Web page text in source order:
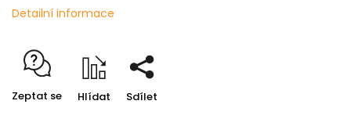
Detailní informace
Zeptat se Hlídat Sdílet